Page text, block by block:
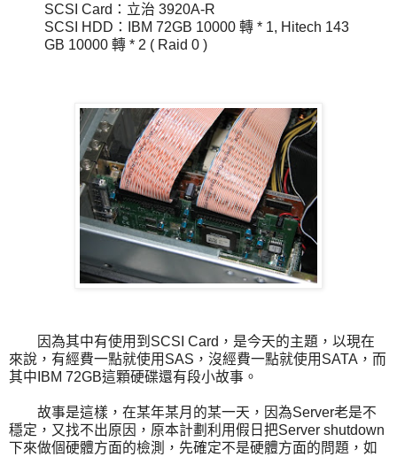
SCSI Card：立治 3920A-R
SCSI HDD：IBM 72GB 10000 轉 * 1, Hitech 143
GB 10000 轉 * 2 ( Raid 0 )
因為其中有使用到SCSI Card，是今天的主題，以現在
來說，有經費一點就使用SAS，沒經費一點就使用SATA，而
其中IBM 72GB這顆硬碟還有段小故事。
故事是這樣，在某年某月的某一天，因為Server老是不
穩定，又找不出原因，原本計劃利用假日把Server shutdown
下來做個硬體方面的檢測，先確定不是硬體方面的問題，如